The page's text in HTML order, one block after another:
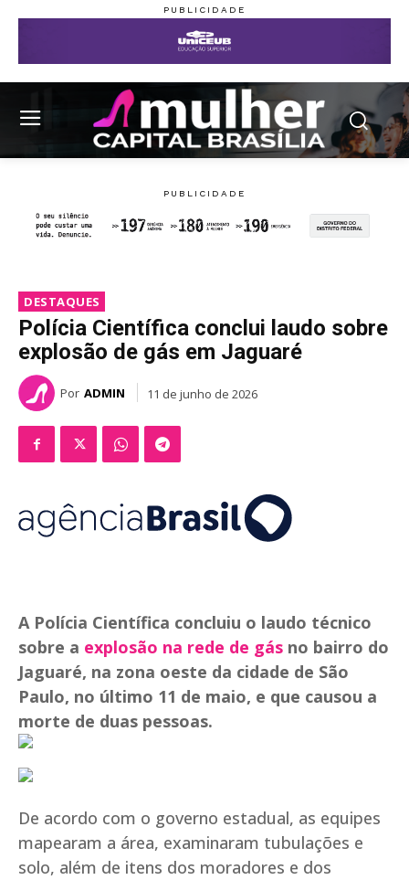
DESTAQUES
Polícia Científica conclui laudo sobre
explosão de gás em Jaguaré
Por ADMIN 11 de junho de 2026
A Polícia Científica concluiu o laudo técnico
sobre a explosão na rede de gás no bairro do
Jaguaré, na zona oeste da cidade de São
Paulo, no último 11 de maio, e que causou a
morte de duas pessoas.
De acordo com o governo estadual, as equipes
mapearam a área, examinaram tubulações e
solo, além de itens dos moradores e dos